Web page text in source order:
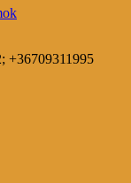
+36709311995